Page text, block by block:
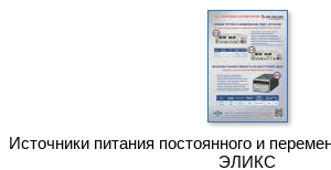
Источники питания постоянного и
ЭЛИКС